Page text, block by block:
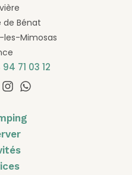
de Bénat
les-Mimosas
71 03 12